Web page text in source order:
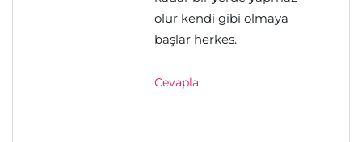
olur kendi gibi olmaya
başlar herkes.
Cevapla